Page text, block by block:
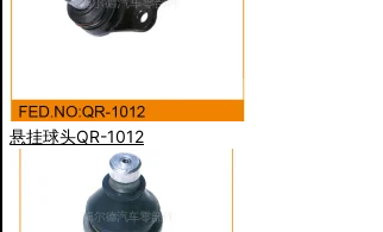
悬挂球头QR-1012